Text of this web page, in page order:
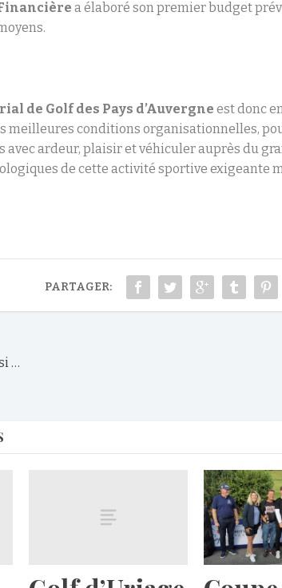
a élaboré son premier budget
de Golf des Pays d’Auvergneest donc
meilleures conditions organisationnelles,
avec ardeur, plaisir et véhiculer auprès du
de cette activité sportive exigeante
PARTAGER:
…